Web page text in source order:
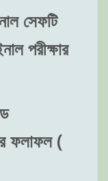
সেফটি
পরীক্ষার
ফলাফল (